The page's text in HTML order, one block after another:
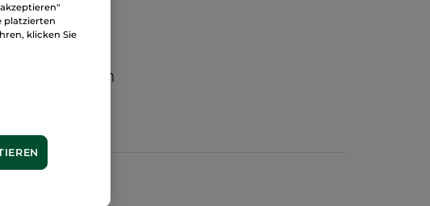
platzierten
klicken Sie